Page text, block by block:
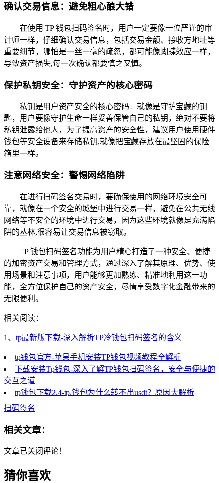
确认交易信息：避免粗心酿大错
在使用 TP 钱包扫码签名时，用户一定要像一位严谨的审
计师一样，仔细确认交易信息，包括交易金额、接收方地址等
重要细节，哪怕是一丝一毫的疏忽，都可能像蝴蝶效应一样，
导致资产损失,每一次确认都要慎之又慎。
保护私钥安全：守护资产的核心密码
私钥是用户资产安全的核心密码，就像是守护宝藏的钥
匙，用户要像守护生命一样妥善保管自己的私钥，绝对不要将
私钥泄露给他人，为了提高资产的安全性，建议用户使用硬件
钱包等安全设备来存储私钥,就像把宝藏存放在最坚固的保险
箱里一样。
注意网络安全：警惕网络陷阱
在进行扫码签名交易时，要确保使用的网络环境安全可
靠，就像在一个安全的城堡中进行交易一样，避免在公共无线
网络等不安全的环境中进行交易，因为这些环境就像是充满陷
阱的丛林,很容易让交易信息被窃取。
TP 钱包扫码签名功能为用户精心打造了一种安全、便捷
的加密资产交易和管理方式，通过深入了解其原理、优势、使
用场景和注意事项，用户能够更加熟练、精准地利用这一功
能，全方位保护自己的资产安全，尽情享受数字化金融带来的
无限便利。
相关阅读：
1、 tp最新版下载-深入解析TP冷钱包扫码签名的含义
tp钱包官方-苹果手机安装TP钱包视频教程全解析
下载安装Tp钱包-深入了解TP钱包扫码签名，安全与便捷的
交互之道
tp钱包下载2.4-tp.钱包为什么转不出usdt？原因大解析
扫码签名
相关文章：
文章已关闭评论！
猜你喜欢